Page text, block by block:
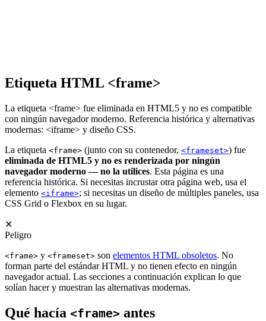
Etiqueta HTML <frame>
La etiqueta <frame> fue eliminada en HTML5 y no es compatible
con ningún navegador moderno. Referencia histórica y alternativas
modernas: <iframe> y diseño CSS.
La etiqueta <frame> (junto con su contenedor, <frameset>) fue
eliminada de HTML5 y no es renderizada por ningún
navegador moderno — no la utilices. Esta página es una
referencia histórica. Si necesitas incrustar otra página web, usa el
elemento <iframe>; si necesitas un diseño de múltiples paneles, usa
CSS Grid o Flexbox en su lugar.
✕
Peligro
<frame> y <frameset> son elementos HTML obsoletos. No
forman parte del estándar HTML y no tienen efecto en ningún
navegador actual. Las secciones a continuación explican lo que
solían hacer y muestran las alternativas modernas.
Qué hacía <frame> antes